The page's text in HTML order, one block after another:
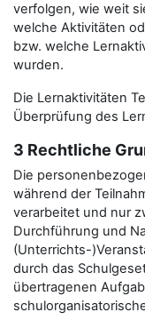
verfolgen, wie weit
welche Aktivitäten
bzw. welche
wurden.
Die Lernaktivitäten
Überprüfung des
3 Rechtliche
Die
während der
verarbeitet und nur
Durchführung und
(Unterrichts-
durch das
übertragenen